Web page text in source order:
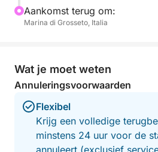
Aankomst terug om:
Marina di Grosseto, Italia
Wat je moet weten
Annuleringsvoorwaarden
Flexibel
Krijg een volledige
minstens 24 uur voor de
annuleert (exclusief